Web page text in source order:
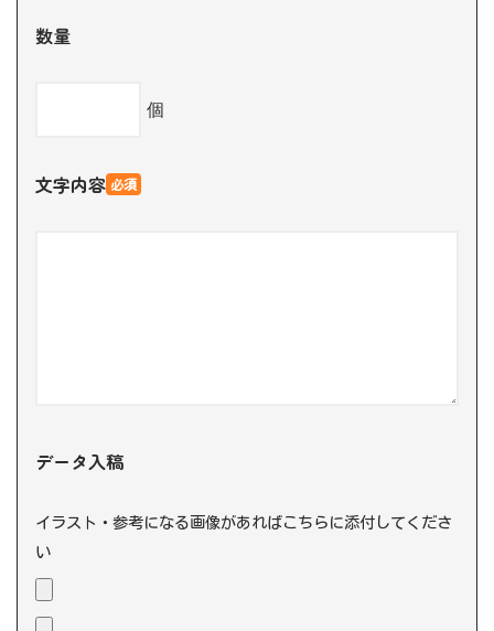
数量
個
文字内容 必須
データ入稿
イラスト・参考になる画像があればこちらに添付してくださ
い